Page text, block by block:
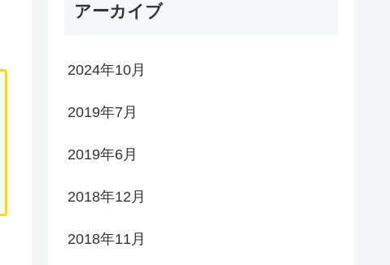
アーカイブ
2024年10月
2019年7月
2019年6月
2018年12月
2018年11月